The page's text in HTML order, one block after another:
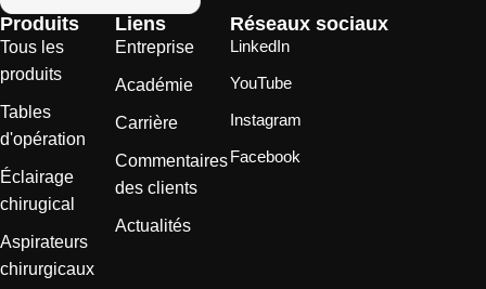
Produits
Tous les
produits
Tables
d'opération
Éclairage
chirugical
Aspirateurs
chirurgicaux
Liens
Entreprise
Académie
Carrière
Commentaires
des clients
Actualités
Réseaux sociaux
LinkedIn
YouTube
Instagram
Facebook